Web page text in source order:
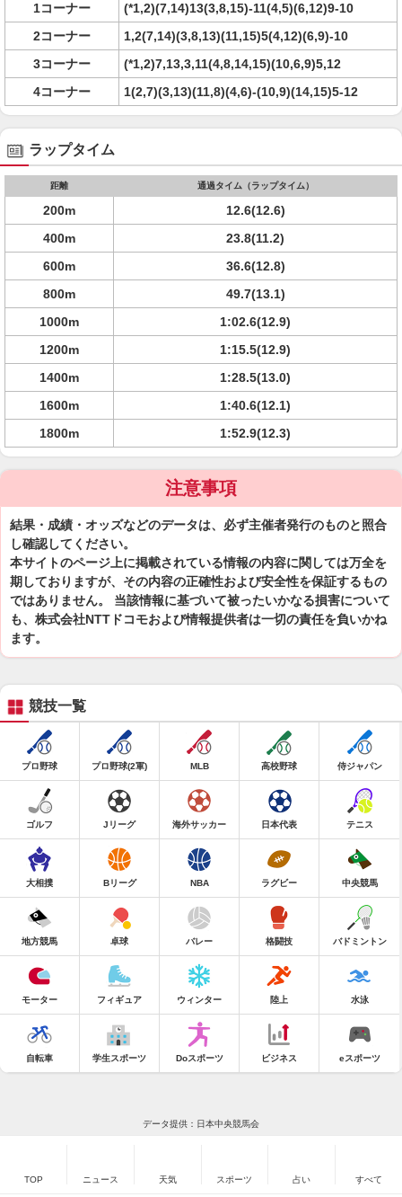
1コーナー
(*1,2)(7,14)13(3,8,15)-11(4,5)(6,12)9-10
2コーナー
1,2(7,14)(3,8,13)(11,15)5(4,12)(6,9)-10
3コーナー
(*1,2)7,13,3,11(4,8,14,15)(10,6,9)5,12
4コーナー
1(2,7)(3,13)(11,8)(4,6)-(10,9)(14,15)5-12
ラップタイム
距離 通過タイム（ラップタイム）
200m
12.6(12.6)
400m
23.8(11.2)
600m
36.6(12.8)
800m
49.7(13.1)
1000m
1:02.6(12.9)
1200m
1:15.5(12.9)
1400m
1:28.5(13.0)
1600m
1:40.6(12.1)
1800m
1:52.9(12.3)
注意事項
結果・成績・オッズなどのデータは、必ず主催者発行のものと照合
し確認してください。
本サイトのページ上に掲載されている情報の内容に関しては万全を
期しておりますが、その内容の正確性および安全性を保証するもの
ではありません。 当該情報に基づいて被ったいかなる損害について
も、株式会社NTTドコモおよび情報提供者は一切の責任を負いかね
ます。
競技一覧
プロ野球 プロ野球(2軍) MLB 高校野球 侍ジャパン
ゴルフ Jリーグ 海外サッカー 日本代表 テニス
大相撲 Bリーグ NBA ラグビー 中央競馬
地方競馬 卓球 バレー 格闘技 バドミントン
モーター フィギュア ウィンター 陸上 水泳
自転車 学生スポーツ Doスポーツ ビジネス eスポーツ
データ提供：日本中央競馬会
TOP ニュース 天気 スポーツ 占い すべて